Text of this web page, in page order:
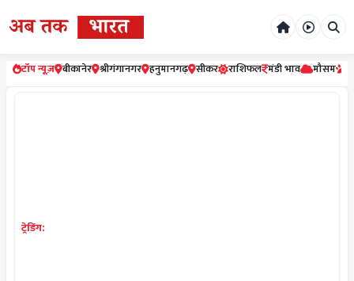
टॉप न्यूज़ बीकानेर श्रीगंगानगर हनुमानगढ़ सीकर राशिफल मंडी भाव मौसम
ट्रेडिंग: